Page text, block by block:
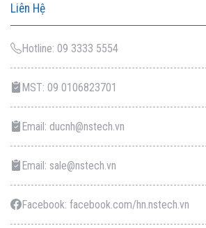
Liên Hệ
Hotline: 09 3333 5554
MST: 09 0106823701
Email: ducnh@nstech.vn
Email: sale@nstech.vn
Facebook: facebook.com/hn.nstech.vn